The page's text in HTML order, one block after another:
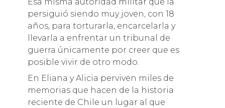
persiguió siendo muy joven, con 18
años, para torturarla, encarcelarla y
llevarla a enfrentar un tribunal de
guerra únicamente por creer que es
posible vivir de otro modo.
En Eliana y Alicia perviven miles de
memorias que hacen de la historia
reciente de Chile un lugar al que